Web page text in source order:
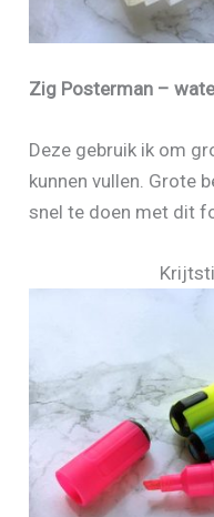
Zig Posterman –
Deze gebruik ik om
kunnen vullen. Grote
snel te doen met dit